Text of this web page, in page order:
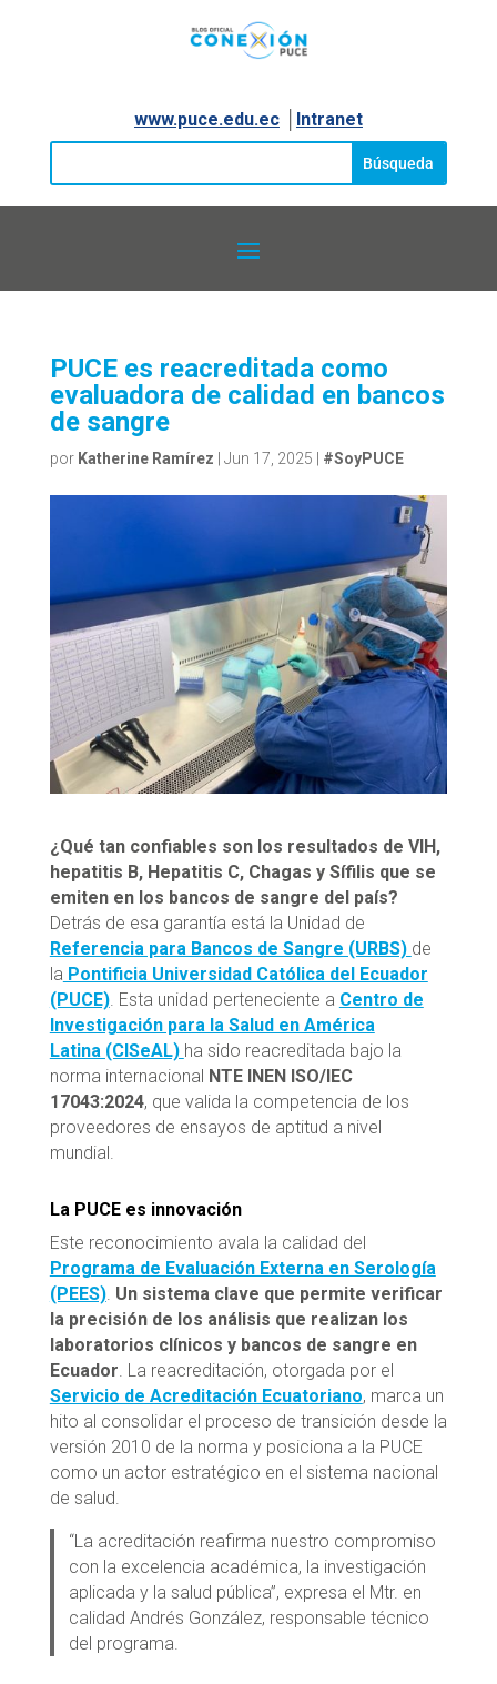
www.puce.edu.ec│ Intranet
PUCE es reacreditada como
evaluadora de calidad en bancos
de sangre
por Katherine Ramírez Jun 17, 2025 #SoyPUCE
¿Qué tan confiables son los resultados de VIH,
hepatitis B, Hepatitis C, Chagas y Sífilis que se
emiten en los bancos de sangre del país?
Detrás de esa garantía está la Unidad de
Referencia para Bancos de Sangre (URBS) de
la Pontificia Universidad Católica del Ecuador
(PUCE). Esta unidad perteneciente a Centro de
Investigación para la Salud en América
Latina (CISeAL) ha sido reacreditada bajo la
norma internacional NTE INEN ISO/IEC
17043:2024, que valida la competencia de los
proveedores de ensayos de aptitud a nivel
mundial.
La PUCE es innovación
Este reconocimiento avala la calidad del
Programa de Evaluación Externa en Serología
(PEES). Un sistema clave que permite verificar
la precisión de los análisis que realizan los
laboratorios clínicos y bancos de sangre en
Ecuador. La reacreditación, otorgada por el
Servicio de Acreditación Ecuatoriano, marca un
hito al consolidar el proceso de transición desde la
versión 2010 de la norma y posiciona a la PUCE
como un actor estratégico en el sistema nacional
de salud.
“La acreditación reafirma nuestro compromiso
con la excelencia académica, la investigación
aplicada y la salud pública”, expresa el Mtr. en
calidad Andrés González, responsable técnico
del programa.